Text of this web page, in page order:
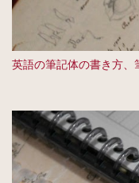
英語の筆記体の書き方、